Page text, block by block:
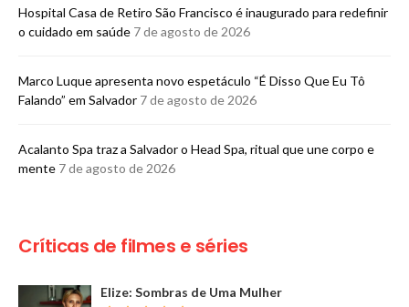
Hospital Casa de Retiro São Francisco é inaugurado para redefinir
o cuidado em saúde 7 de agosto de 2026
Marco Luque apresenta novo espetáculo “É Disso Que Eu Tô
Falando” em Salvador 7 de agosto de 2026
Acalanto Spa traz a Salvador o Head Spa, ritual que une corpo e
mente 7 de agosto de 2026
Críticas de filmes e séries
Elize: Sombras de Uma Mulher